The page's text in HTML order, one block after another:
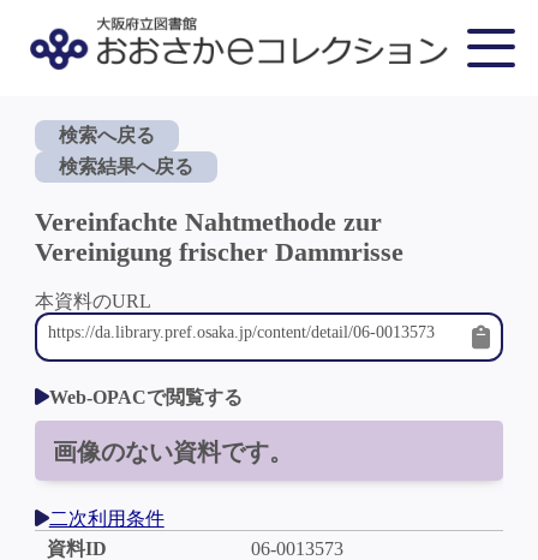
検索へ戻る
検索結果へ戻る
Vereinfachte Nahtmethode zur
Vereinigung frischer Dammrisse
本資料のURL
Web-OPACで閲覧する
画像のない資料です。
二次利用条件
資料ID
06-0013573